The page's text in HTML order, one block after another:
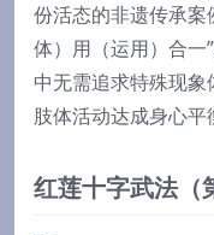
份活态的非遗传承案
体）用（运用）合一
中无需追求特殊现
肢体活动达成身心平
红莲十字武法（